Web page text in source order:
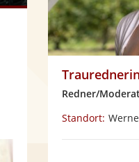
Redner/
Standort: Werne